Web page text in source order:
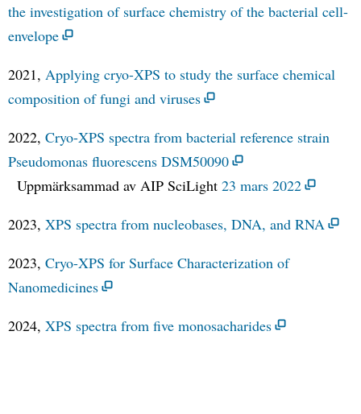
the investigation of surface chemistry of the bacterial cell-
envelope
2021, Applying cryo-XPS to study the surface chemical
composition of fungi and viruses
2022, Cryo-XPS spectra from bacterial reference strain
Pseudomonas fluorescens DSM50090
Uppmärksammad av AIP SciLight 23 mars 2022
2023, XPS spectra from nucleobases, DNA, and RNA
2023, Cryo-XPS for Surface Characterization of
Nanomedicines
2024, XPS spectra from five monosacharides